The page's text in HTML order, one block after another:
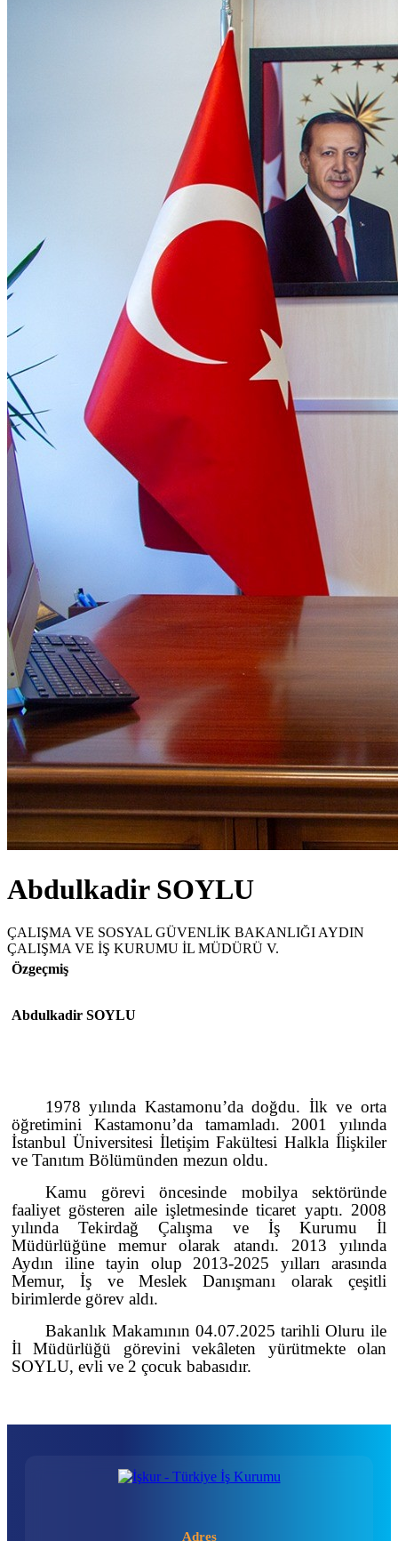
Abdulkadir SOYLU
ÇALIŞMA VE SOSYAL GÜVENLİK BAKANLIĞI AYDIN
ÇALIŞMA VE İŞ KURUMU İL MÜDÜRÜ V.
Özgeçmiş
Abdulkadir SOYLU
1978 yılında Kastamonu’da doğdu. İlk ve orta
öğretimini Kastamonu’da tamamladı. 2001 yılında
İstanbul Üniversitesi İletişim Fakültesi Halkla İlişkiler
ve Tanıtım Bölümünden mezun oldu.
Kamu görevi öncesinde mobilya sektöründe
faaliyet gösteren aile işletmesinde ticaret yaptı. 2008
yılında Tekirdağ Çalışma ve İş Kurumu İl
Müdürlüğüne memur olarak atandı. 2013 yılında
Aydın iline tayin olup 2013-2025 yılları arasında
Memur, İş ve Meslek Danışmanı olarak çeşitli
birimlerde görev aldı.
Bakanlık Makamının 04.07.2025 tarihli Oluru ile
İl Müdürlüğü görevini vekâleten yürütmekte olan
SOYLU, evli ve 2 çocuk babasıdır.
Adres